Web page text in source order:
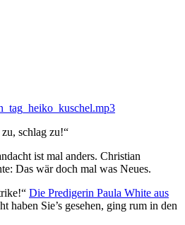
schlag zu!“
ist mal anders. Christian
Das wär doch mal was Neues.
Die Predigerin Paula White aus
haben Sie’s gesehen, ging rum in den